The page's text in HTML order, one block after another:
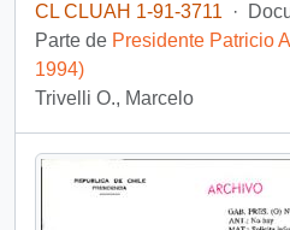
CL CLUAH 1-91-3711
·
Parte de Presidente Patricio
1994)
Trivelli O., Marcelo